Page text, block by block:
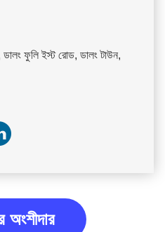
ফুলি ইস্ট রোড, ডালং টাউন,
অংশীদার